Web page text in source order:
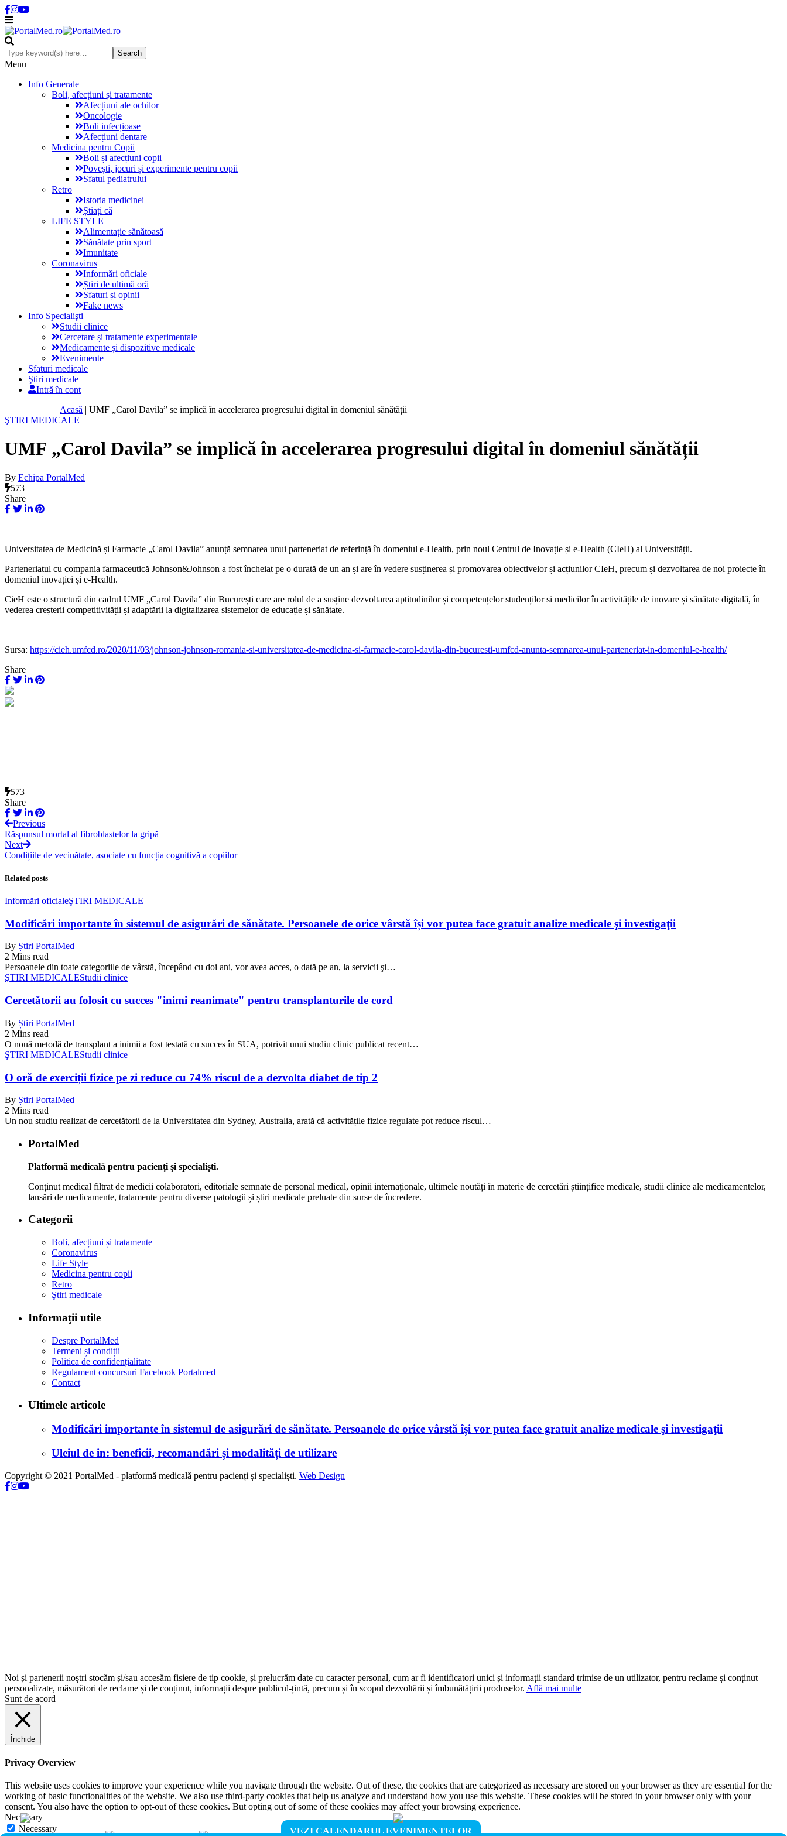
Menu
Info Generale
Boli, afecțiuni și tratamente
Afecțiuni ale ochilor
Oncologie
Boli infecțioase
Afecțiuni dentare
Medicina pentru Copii
Boli și afecțiuni copii
Povești, jocuri și experimente pentru copii
Sfatul pediatrului
Retro
Istoria medicinei
Știați că
LIFE STYLE
Alimentație sănătoasă
Sănătate prin sport
Imunitate
Coronavirus
Informări oficiale
Știri de ultimă oră
Sfaturi și opinii
Fake news
Info Specialişti
Studii clinice
Cercetare și tratamente experimentale
Medicamente și dispozitive medicale
Evenimente
Sfaturi medicale
Ştiri medicale
Intră în cont
Acasă | UMF „Carol Davila” se implică în accelerarea progresului digital în domeniul sănătății
ŞTIRI MEDICALE
UMF „Carol Davila” se implică în accelerarea progresului digital în domeniul sănătății
By Echipa PortalMed
573
Share
Universitatea de Medicină și Farmacie „Carol Davila” anunță semnarea unui parteneriat de referință în domeniul e-Health, prin noul Centrul de Inovație și e-Health (CIeH) al Universității.
Parteneriatul cu compania farmaceutică Johnson&Johnson a fost încheiat pe o durată de un an și are în vedere susținerea și promovarea obiectivelor și acțiunilor CIeH, precum și dezvoltarea de noi proiecte în
domeniul inovației și e-Health.
CieH este o structură din cadrul UMF „Carol Davila” din București care are rolul de a susține dezvoltarea aptitudinilor și competențelor studenților si medicilor în activitățile de inovare și sănătate digitală, în
vederea creșterii competitivității și adaptării la digitalizarea sistemelor de educație și sănătate.
Sursa: https://cieh.umfcd.ro/2020/11/03/johnson-johnson-romania-si-universitatea-de-medicina-si-farmacie-carol-davila-din-bucuresti-umfcd-anunta-semnarea-unui-parteneriat-in-domeniul-e-health/
Share
VEZI CALENDARUL EVENIMENTELOR
573
Share
Previous
Răspunsul mortal al fibroblastelor la gripă
Next
Condițiile de vecinătate, asociate cu funcția cognitivă a copiilor
Related posts
Informări oficialeŞTIRI MEDICALE
Modificări importante în sistemul de asigurări de sănătate. Persoanele de orice vârstă își vor putea face gratuit analize medicale şi investigaţii
By Știri PortalMed
2 Mins read
Persoanele din toate categoriile de vârstă, începând cu doi ani, vor avea acces, o dată pe an, la servicii şi…
ŞTIRI MEDICALEStudii clinice
Cercetătorii au folosit cu succes "inimi reanimate" pentru transplanturile de cord
By Știri PortalMed
2 Mins read
O nouă metodă de transplant a inimii a fost testată cu succes în SUA, potrivit unui studiu clinic publicat recent…
ŞTIRI MEDICALEStudii clinice
O oră de exerciții fizice pe zi reduce cu 74% riscul de a dezvolta diabet de tip 2
By Știri PortalMed
2 Mins read
Un nou studiu realizat de cercetătorii de la Universitatea din Sydney, Australia, arată că activitățile fizice regulate pot reduce riscul…
PortalMed
Platformă medicală pentru pacienți și specialiști.
Conținut medical filtrat de medicii colaboratori, editoriale semnate de personal medical, opinii internaționale, ultimele noutăți în materie de cercetări științifice medicale, studii clinice ale medicamentelor,
lansări de medicamente, tratamente pentru diverse patologii și știri medicale preluate din surse de încredere.
Categorii
Boli, afecțiuni și tratamente
Coronavirus
Life Style
Medicina pentru copii
Retro
Ştiri medicale
Informaţii utile
Despre PortalMed
Termeni și condiții
Politica de confidențialitate
Regulament concursuri Facebook Portalmed
Contact
Ultimele articole
Modificări importante în sistemul de asigurări de sănătate. Persoanele de orice vârstă își vor putea face gratuit analize medicale şi investigaţii
Uleiul de in: beneficii, recomandări și modalități de utilizare
Copyright © 2021 PortalMed - platformă medicală pentru pacienți și specialiști. Web Design
Noi și partenerii noștri stocăm și/sau accesăm fisiere de tip cookie, și prelucrăm date cu caracter personal, cum ar fi identificatori unici și informații standard trimise de un utilizator, pentru reclame și conținut
personalizate, măsurători de reclame și de conținut, informații despre publicul-țintă, precum și în scopul dezvoltării și îmbunătățirii produselor. Află mai multe
Sunt de acord
Închide
Privacy Overview
This website uses cookies to improve your experience while you navigate through the website. Out of these, the cookies that are categorized as necessary are stored on your browser as they are essential for the
working of basic functionalities of the website. We also use third-party cookies that help us analyze and understand how you use this website. These cookies will be stored in your browser only with your
consent. You also have the option to opt-out of these cookies. But opting out of some of these cookies may affect your browsing experience.
Necessary
Necessary